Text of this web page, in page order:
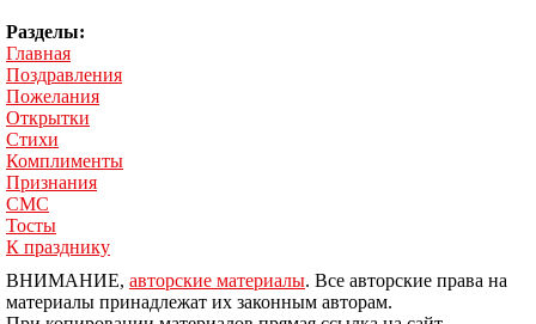
Разделы:
Главная
Поздравления
Пожелания
Открытки
Стихи
Комплименты
Признания
СМС
Тосты
К празднику
ВНИМАНИЕ, авторские материалы. Все авторские права на
материалы принадлежат их законным авторам.